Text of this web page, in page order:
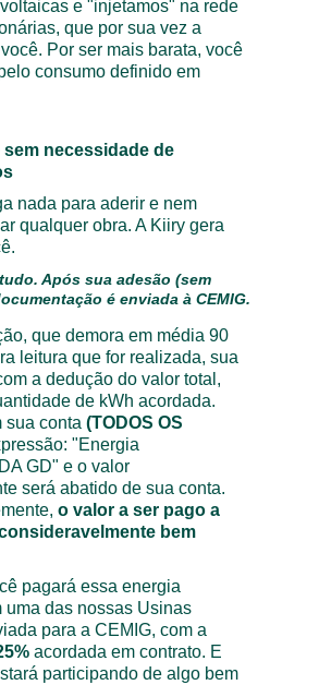
e "injetamos" na rede
que por sua vez a
Por ser mais barata, você
consumo definido em
sem necessidade de
nada para aderir e nem
qualquer obra. A Kiiry gera
Após sua adesão (sem
é enviada à CEMIG.
que demora em média 90
leitura que for realizada, sua
a dedução do valor total,
de kWh acordada.
sua conta (TODOS OS
"Energia
GD" e o valor
será abatido de sua conta.
o valor a ser pago a
bem
pagará essa energia
uma das nossas Usinas
para a CEMIG, com a
acordada em contrato. E
participando de algo bem